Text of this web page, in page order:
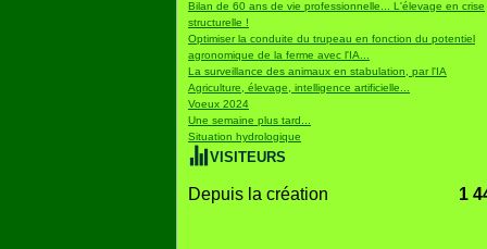
Bilan de 60 ans de vie professionnelle... L'élevage en crise
structurelle !
Optimiser la conduite du trupeau en fonction du potentiel
agronomique de la ferme avec l'IA...
La surveillance des animaux en stabulation, par l'IA
Agriculture, élevage, intelligence artificielle...
Voeux 2024
Une semaine plus tard...
Situation hydrologique
VISITEURS
Depuis la création 1